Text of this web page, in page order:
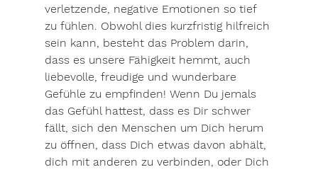
verletzende, negative Emotionen so tief
zu fühlen. Obwohl dies kurzfristig hilfreich
sein kann, besteht das Problem darin,
dass es unsere Fähigkeit hemmt, auch
liebevolle, freudige und wunderbare
Gefühle zu empfinden! Wenn Du jemals
das Gefühl hattest, dass es Dir schwer
fällt, sich den Menschen um Dich herum
zu öffnen, dass Dich etwas davon abhält,
dich mit anderen zu verbinden, oder Dich